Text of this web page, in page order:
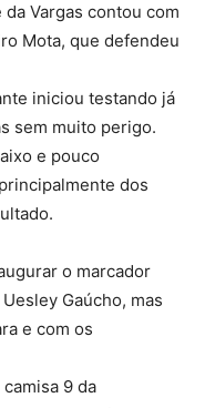
Vargas contou com
Mota, que defendeu
iniciou testando já
sem muito perigo.
e pouco
dos
o marcador
Gaúcho, mas
e com os
9 da